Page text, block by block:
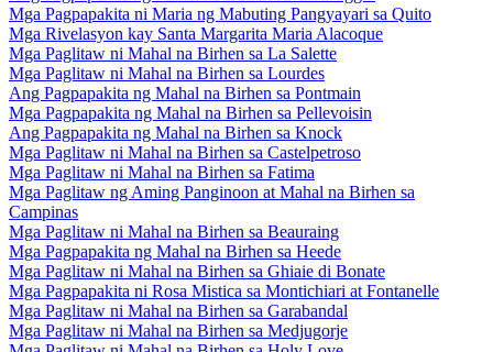
Mga Pagpapakita ni Maria ng Mabuting Pangyayari sa Quito
Mga Rivelasyon kay Santa Margarita Maria Alacoque
Mga Paglitaw ni Mahal na Birhen sa La Salette
Mga Paglitaw ni Mahal na Birhen sa Lourdes
Ang Pagpapakita ng Mahal na Birhen sa Pontmain
Mga Pagpapakita ng Mahal na Birhen sa Pellevoisin
Ang Pagpapakita ng Mahal na Birhen sa Knock
Mga Paglitaw ni Mahal na Birhen sa Castelpetroso
Mga Paglitaw ni Mahal na Birhen sa Fatima
Mga Paglitaw ng Aming Panginoon at Mahal na Birhen sa
Campinas
Mga Paglitaw ni Mahal na Birhen sa Beauraing
Mga Pagpapakita ng Mahal na Birhen sa Heede
Mga Paglitaw ni Mahal na Birhen sa Ghiaie di Bonate
Mga Pagpapakita ni Rosa Mistica sa Montichiari at Fontanelle
Mga Paglitaw ni Mahal na Birhen sa Garabandal
Mga Paglitaw ni Mahal na Birhen sa Medjugorje